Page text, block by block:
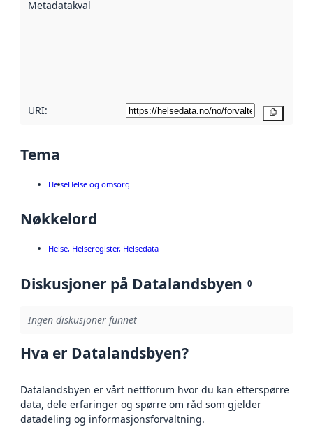
Metadatakvalitet
URI:
Tema
HelseHelse og omsorg
Nøkkelord
Helse, Helseregister, Helsedata
Diskusjoner på Datalandsbyen 0
Ingen diskusjoner funnet
Hva er Datalandsbyen?
Datalandsbyen er vårt nettforum hvor du kan etterspørre
data, dele erfaringer og spørre om råd som gjelder
datadeling og informasjonsforvaltning.